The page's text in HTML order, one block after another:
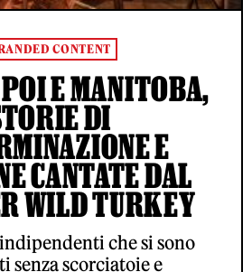
CONTENT
E MANITOBA,
DI
E
CANTATE DAL
WILD TURKEY
che si sono
senza scorciatoie e